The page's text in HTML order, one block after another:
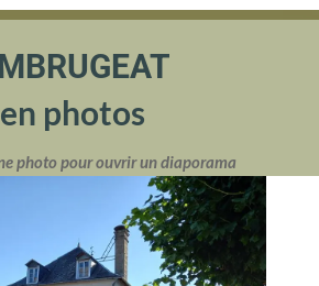
en photos
photo pour ouvrir un diaporama